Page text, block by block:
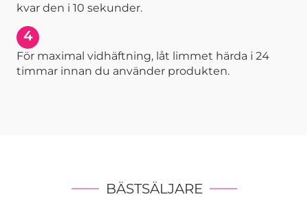
kvar den i 10 sekunder.
4
För maximal vidhäftning, låt limmet härda i 24
timmar innan du använder produkten.
BÄSTSÄLJARE